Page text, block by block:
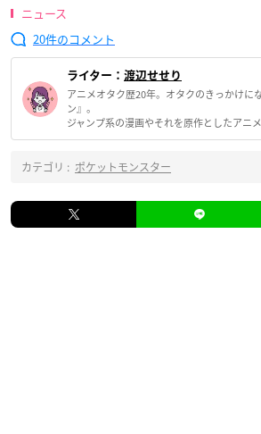
ニュース
20
ライター： 渡辺せせり
アニメオタク歴20年。オタクのきっかけに
ン』。
ジャンプ系の漫画やそれを原作としたアニ
カテゴリ : ポケットモンスター